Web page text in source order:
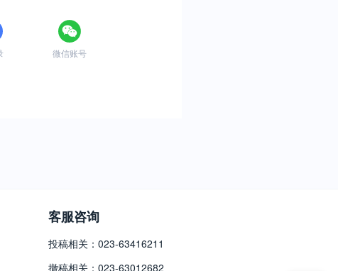
微信账号
客服咨询
投稿相关：023-63416211
撤稿相关：023-63012682